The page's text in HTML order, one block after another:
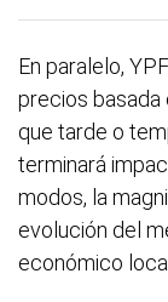
En paralelo,
precios basada
que tarde o
terminará
modos, la
evolución del
económico local.